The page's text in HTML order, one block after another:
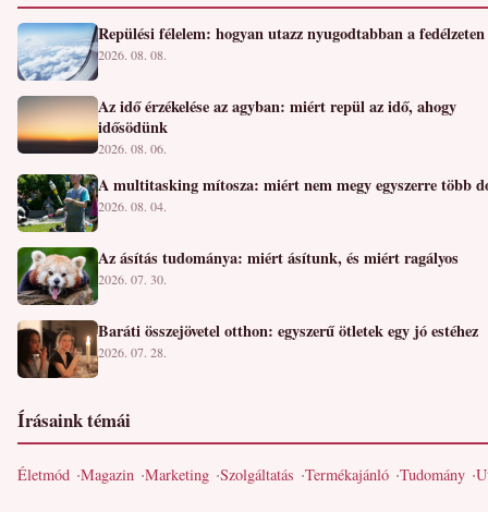
Repülési félelem: hogyan utazz nyugodtabban a fedélzeten
2026. 08. 08.
Az idő érzékelése az agyban: miért repül az idő, ahogy
idősödünk
2026. 08. 06.
A multitasking mítosza: miért nem megy egyszerre több
2026. 08. 04.
Az ásítás tudománya: miért ásítunk, és miért ragályos
2026. 07. 30.
Baráti összejövetel otthon: egyszerű ötletek egy jó estéhez
2026. 07. 28.
Írásaink témái
Életmód Magazin Marketing Szolgáltatás Termékajánló Tudomány